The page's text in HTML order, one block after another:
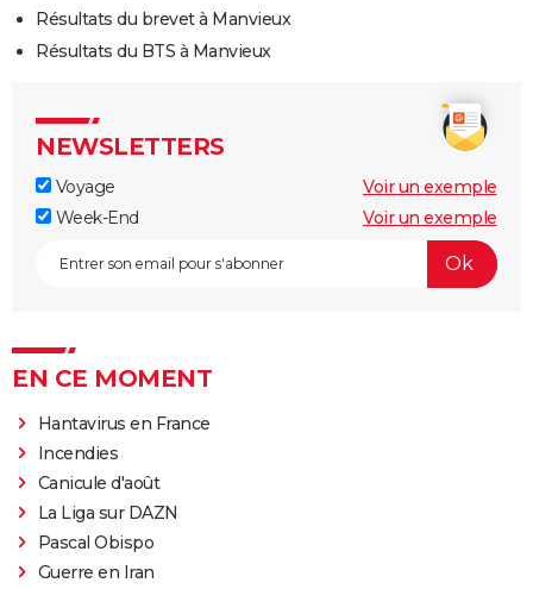
Résultats du brevet à Manvieux
Résultats du BTS à Manvieux
NEWSLETTERS
Voyage
Voir un exemple
Week-End
Voir un exemple
EN CE MOMENT
Hantavirus en France
Incendies
Canicule d'août
La Liga sur DAZN
Pascal Obispo
Guerre en Iran